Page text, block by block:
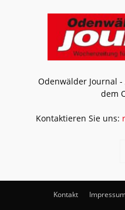
Odenwälder Journal
dem
Kontaktieren Sie uns:
Kontakt